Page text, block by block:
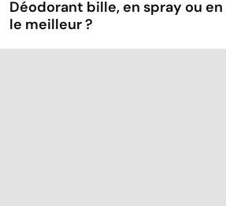
Déodorant bille, en spray ou
le meilleur ?